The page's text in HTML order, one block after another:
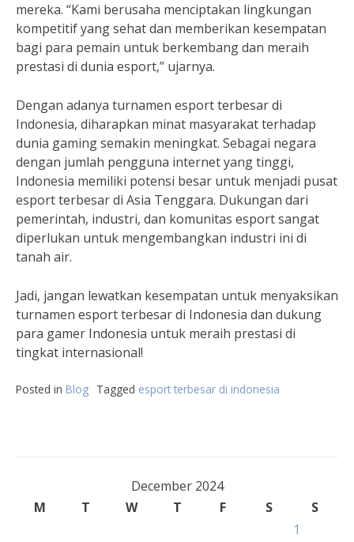
mereka. “Kami berusaha menciptakan lingkungan
kompetitif yang sehat dan memberikan kesempatan
bagi para pemain untuk berkembang dan meraih
prestasi di dunia esport,” ujarnya.
Dengan adanya turnamen esport terbesar di
Indonesia, diharapkan minat masyarakat terhadap
dunia gaming semakin meningkat. Sebagai negara
dengan jumlah pengguna internet yang tinggi,
Indonesia memiliki potensi besar untuk menjadi pusat
esport terbesar di Asia Tenggara. Dukungan dari
pemerintah, industri, dan komunitas esport sangat
diperlukan untuk mengembangkan industri ini di
tanah air.
Jadi, jangan lewatkan kesempatan untuk menyaksikan
turnamen esport terbesar di Indonesia dan dukung
para gamer Indonesia untuk meraih prestasi di
tingkat internasional!
Posted in Blog Tagged esport terbesar di indonesia
December 2024
M
T W T F S
S
1